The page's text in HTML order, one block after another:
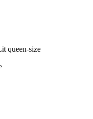
queen-size